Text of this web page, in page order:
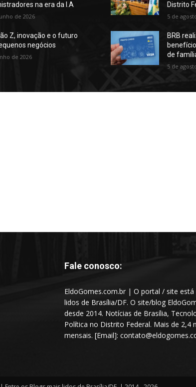
na era da I.A
de 2026
Z, inovação e o futuro
negócios
de 2026
Distrito
5 de
BRB
de
5 de
Fale conosco:
EldoGomes.com.br | O portal / site
lidos de Brasília/DF. O site/blog
desde 2014. Notícias de Brasília,
Política no Distrito Federal. Mais de 2,4
mensais. [Email]: